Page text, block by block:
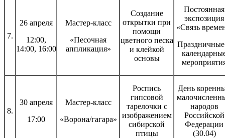
7.
26 апреля
12:00,
14:00, 16:00
Мастер-класс
«Песочная
аппликация»
Создание
открытки при
помощи
цветного песка
и клейкой
основы
Постоянная
экспозиция
«Связь
8.
30 апреля
17:00
Мастер-класс
«Ворона/гагара»
Роспись
гипсовой
тарелочки с
изображением
сибирской
птицы
День
народов
Российской
Федерации
(30.04)